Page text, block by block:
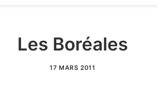
Les Boréales
17 MARS 2011